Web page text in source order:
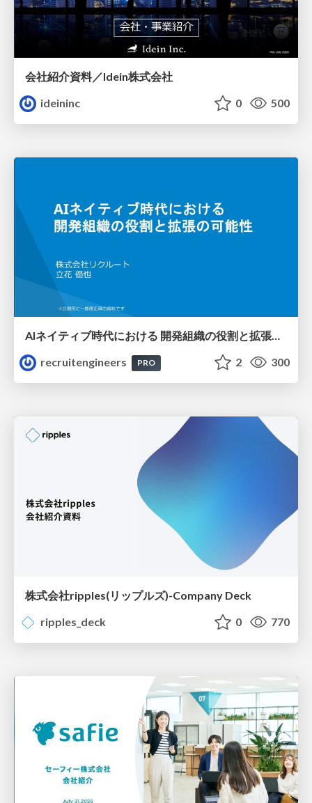
会社紹介資料／Idein株式会社
ideininc
0 500
AIネイティブ時代における 開発組織の役割と拡張の可能性
recruitengineers
PRO 2 300
株式会社ripples(リップルズ)-Company Deck
ripples_deck
0 770